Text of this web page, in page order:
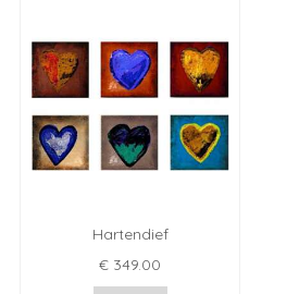
Hartendief
€ 349.00